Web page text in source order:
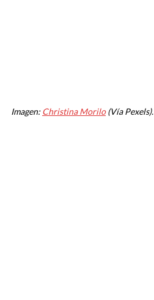
Imagen: Christina Morilo(Vía Pexels).